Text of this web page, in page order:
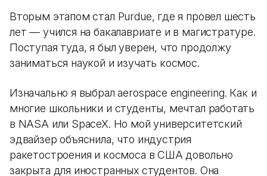
Вторым этапом стал Purdue, где я провел шесть
лет — учился на бакалавриате и в магистратуре.
Поступая туда, я был уверен, что продолжу
заниматься наукой и изучать космос.
Изначально я выбрал aerospace engineering. Как и
многие школьники и студенты, мечтал работать
в NASA или SpaceX. Но мой университетский
эдвайзер объяснила, что индустрия
ракетостроения и космоса в США довольно
закрыта для иностранных студентов. Она